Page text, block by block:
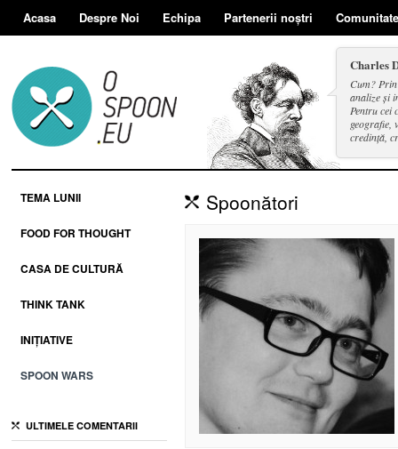
Acasa Despre Noi Echipa Partenerii noștri
Charles
Cum?
analize și
Pentru cei
geografie,
credință,
TEMA LUNII
FOOD FOR THOUGHT
CASA DE CULTURĂ
THINK TANK
INIȚIATIVE
SPOON WARS
ULTIMELE COMENTARII
Spoonători